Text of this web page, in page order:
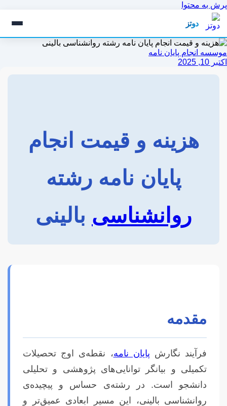
پرش به محتوا
دوتز
موسسه انجام پایان نامه
اکتبر 10, 2025
هزینه و قیمت انجام
پایان نامه رشته
روانشناسی بالینی
مقدمه
فرآیند نگارش پایان نامه، نقطه‌ی اوج تحصیلات
تکمیلی و بیانگر توانایی‌های پژوهشی و تحلیلی
دانشجو است. در رشته‌ی حساس و پیچیده‌ی
روانشناسی بالینی، این مسیر ابعادی عمیق‌تر و